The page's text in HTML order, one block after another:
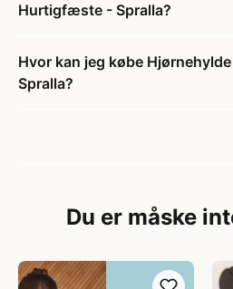
Hurtigfæste - Spralla?
Hvor kan jeg købe
Spralla?
Du er måske